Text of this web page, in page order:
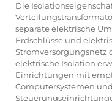
Die
separate elektrische
Erdschlüsse und
Stromversorgungsnetz
elektrische Isolation
Einrichtungen mit
Computersystemen